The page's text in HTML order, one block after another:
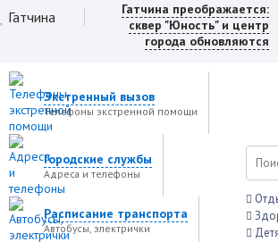
Гатчина
Гатчина преображается:
сквер "Юность" и центр
города обновляются
Экстренный вызов
Телефоны экстренной помощи
Городские службы
Адреса и телефоны
Расписание транспорта
Автобусы, электрички